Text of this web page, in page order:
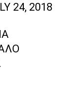
24, 2018